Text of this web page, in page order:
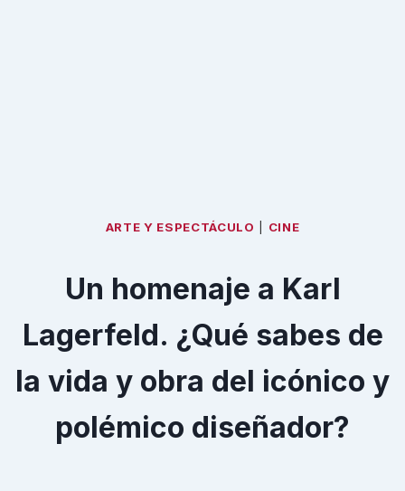
ARTE Y ESPECTÁCULO CINE
Un homenaje a Karl
Lagerfeld. ¿Qué sabes de
la vida y obra del icónico y
polémico diseñador?